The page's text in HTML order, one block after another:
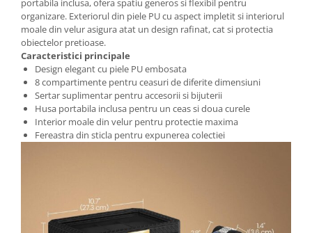
Decoratiuni
Plante artificiale
Riflaje
Suporturi flori si ghivece
Pet Shop
Electronice & Iluminat
portabila inclusa, ofera spatiu generos si flexibil pentru
organizare. Exteriorul din piele PU cu aspect impletit si interiorul
moale din velur asigura atat un design rafinat, cat si protectia
obiectelor pretioase.
Caracteristici principale
Design elegant cu piele PU embosata
8 compartimente pentru ceasuri de diferite dimensiuni
Sertar suplimentar pentru accesorii si bijuterii
Husa portabila inclusa pentru un ceas si doua curele
Interior moale din velur pentru protectie maxima
Fereastra din sticla pentru expunerea colectiei